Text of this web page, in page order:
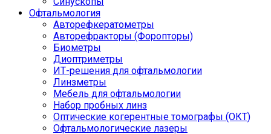
Офтальмология
Авторефкератометры
Авторефракторы (Форопторы)
Биометры
Диоптриметры
ИТ-решения для офтальмологии
Линзметры
Мебель для офтальмологии
Набор пробных линз
Оптические когерентные томографы (ОКТ)
Офтальмологические лазеры